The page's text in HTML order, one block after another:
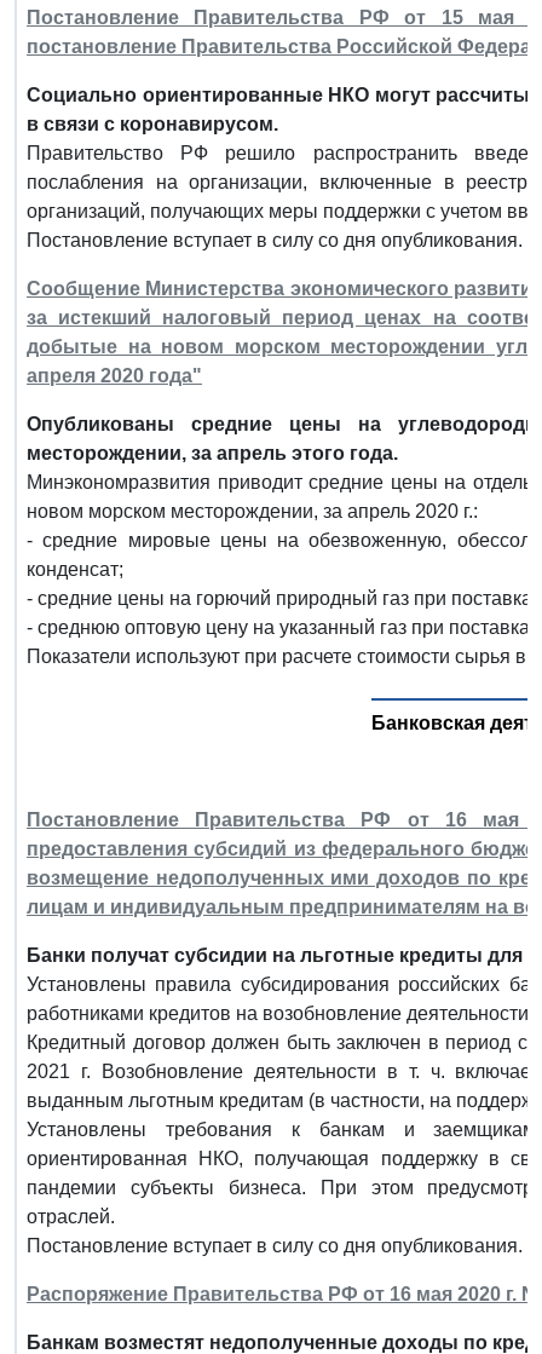
Постановление Правительства РФ от 15 мая
постановление Правительства Российской
Социально ориентированные НКО могут
в связи с коронавирусом.
Правительство РФ решило распространить
послабления на организации, включенные в реестр
организаций, получающих меры поддержки с учетом
Постановление вступает в силу со дня опубликования.
Сообщение Министерства экономического
за истекший налоговый период ценах на
добытые на новом морском месторождении
апреля 2020 года"
Опубликованы средние цены на
месторождении, за апрель этого года.
Минэкономразвития приводит средние цены на
новом морском месторождении, за апрель 2020 г.:
- средние мировые цены на обезвоженную,
конденсат;
- средние цены на горючий природный газ при
- среднюю оптовую цену на указанный газ при
Показатели используют при расчете стоимости сырья
Банковская
Постановление Правительства РФ от 16
предоставления субсидий из федерального
возмещение недополученных ими доходов по
лицам и индивидуальным предпринимателям на
Банки получат субсидии на льготные кредиты для
Установлены правила субсидирования российских
работниками кредитов на возобновление
Кредитный договор должен быть заключен в период
2021 г. Возобновление деятельности в т. ч.
выданным льготным кредитам (в частности, на
Установлены требования к банкам и
ориентированная НКО, получающая поддержку в
пандемии субъекты бизнеса. При этом
отраслей.
Постановление вступает в силу со дня опубликования.
Распоряжение Правительства РФ от 16 мая 2020 г. N
Банкам возместят недополученные доходы по